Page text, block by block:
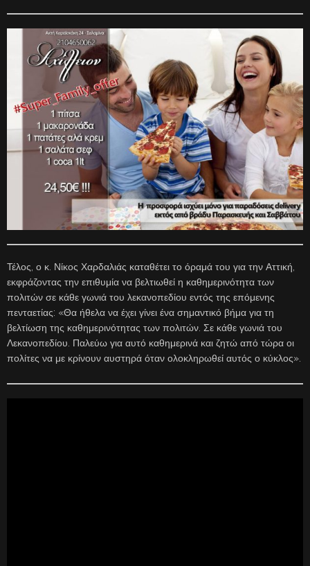
Τέλος, ο κ. Νίκος Χαρδαλιάς καταθέτει το όραμά του για την Αττική,
εκφράζοντας την επιθυμία να βελτιωθεί η καθημερινότητα των
πολιτών σε κάθε γωνιά του λεκανοπεδίου εντός της επόμενης
πενταετίας: «Θα ήθελα να έχει γίνει ένα σημαντικό βήμα για τη
βελτίωση της καθημερινότητας των πολιτών. Σε κάθε γωνιά του
Λεκανοπεδίου. Παλεύω για αυτό καθημερινά και ζητώ από τώρα οι
πολίτες να με κρίνουν αυστηρά όταν ολοκληρωθεί αυτός ο κύκλος».